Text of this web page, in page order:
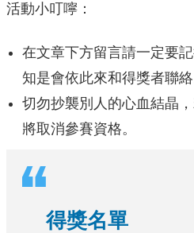
活動小叮嚀：
在文章下方留言請一定要
知是會依此來和得獎者聯絡
切勿抄襲別人的心血結晶
將取消參賽資格。
得獎名單